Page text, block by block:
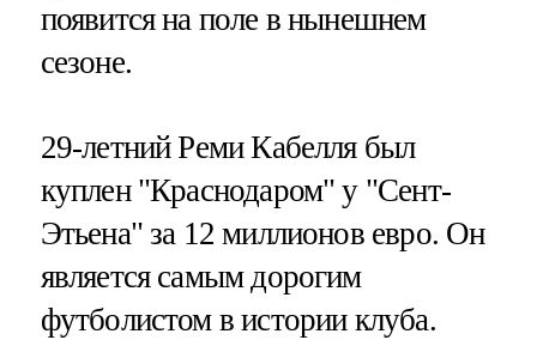
появится на поле в нынешнем
сезоне.
29-летний Реми Кабелля был
куплен "Краснодаром" у "Сент-
Этьена" за 12 миллионов евро. Он
является самым дорогим
футболистом в истории клуба.